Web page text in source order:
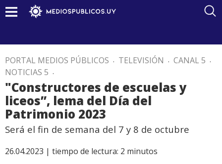
PORTAL MEDIOS PÚBLICOS . TELEVISIÓN . CANAL 5 .
NOTICIAS 5 .
"Constructores de escuelas y
liceos”, lema del Día del
Patrimonio 2023
Será el fin de semana del 7 y 8 de octubre
26.04.2023 | tiempo de lectura: 2 minutos